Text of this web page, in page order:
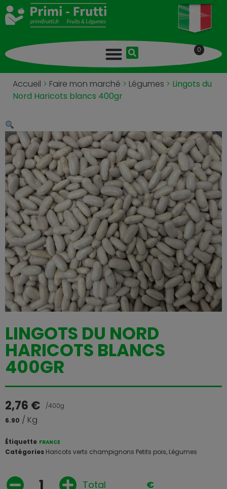
0
Accueil > Faire mon marché > Légumes > Lingots du
Nord Haricots blancs 400gr
LINGOTS DU NORD
HARICOTS BLANCS
400GR
2,76 €
/400g
6.90 / Kg
Catégories Haricots verts champignons Petits pois, Légumes
Étiquette FRANCE
Total €